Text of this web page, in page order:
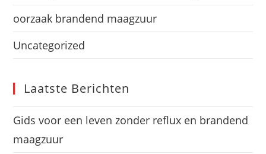
oorzaak brandend maagzuur
Uncategorized
Laatste Berichten
Gids voor een leven zonder reflux en brandend
maagzuur